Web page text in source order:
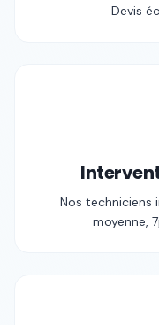
Devis
Nos techniciens
moyenne,